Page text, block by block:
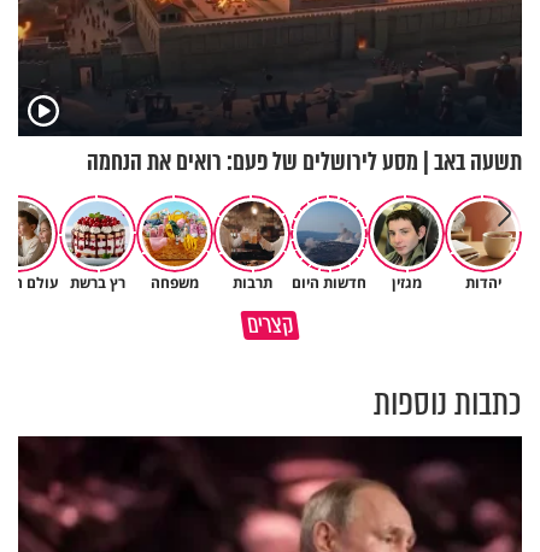
תשעה באב | מסע לירושלים של פעם: רואים את הנחמה
יהדות מגזין חדשות היום תרבות משפחה רץ ברשת עולם
קצריםמדוע האמונה נמשלה למלח?
גם ׳הרע׳ זה הרחמים של בורא
כתבות נוספות